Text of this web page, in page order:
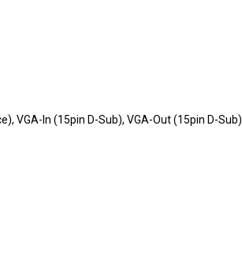
VGA-In (15pin D-Sub), VGA-Out (15pin D-Sub)